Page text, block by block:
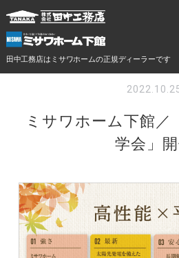
田中工務店はミサワホームの正規ディーラーです
ミサワホーム下館／
学会」